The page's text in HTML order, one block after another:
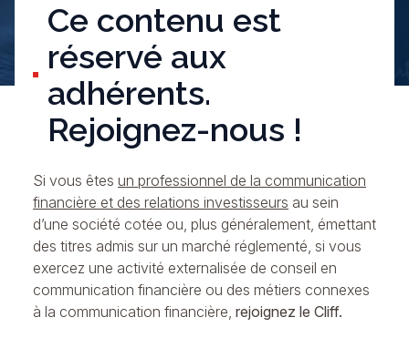
Ce contenu est
réservé aux
adhérents.
Rejoignez-nous !
Si vous êtes un professionnel de la communication
financière et des relations investisseurs au sein
d’une société cotée ou, plus généralement, émettant
des titres admis sur un marché réglementé, si vous
exercez une activité externalisée de conseil en
communication financière ou des métiers connexes
à la communication financière, rejoignez le Cliff.